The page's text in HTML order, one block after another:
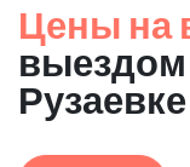
Цены на
Рузаевке